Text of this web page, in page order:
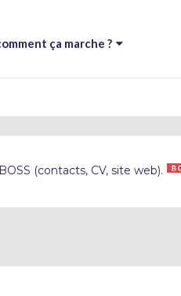
ça marche ?
(contacts, CV, site web).